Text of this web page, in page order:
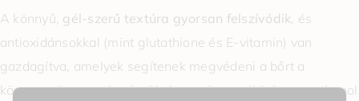
A könnyű, gél-szerű textúra gyorsan felszívódik, és
antioxidánsokkal (mint glutathione és E-vitamin) van
gazdagítva, amelyek segítenek megvédeni a bőrt a
környezeti stresszhatásokkal szemben, miközben panthenol